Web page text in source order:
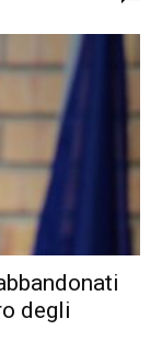
degli